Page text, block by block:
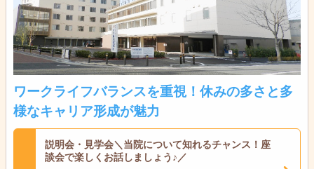
ワークライフバランスを重視！休みの多さと多
様なキャリア形成が魅力
説明会・見学会＼当院について知れるチャンス！座
談会で楽しくお話しましょう♪／